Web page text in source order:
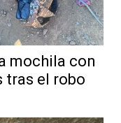
mochila con
tras el robo